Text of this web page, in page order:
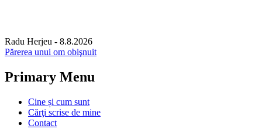
Radu Herjeu - 8.8.2026
Părerea unui om obişnuit
Primary Menu
Skip
content
Cine și cum sunt
Cărţi scrise de mine
Contact